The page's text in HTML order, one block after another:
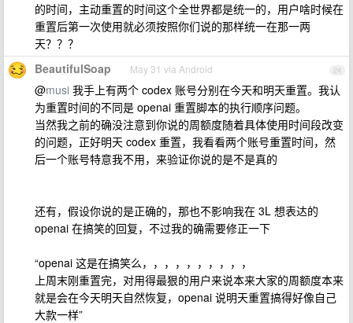
的时间，主动重置的时间这个全世界都是统一的，用户啥时候在
重置后第一次使用就必须按照你们说的那样统一在那一两
天？？？
24
BeautifulSoap May 31 via Android
@musi 我手上有两个 codex 账号分别在今天和明天重置。我认
为重置时间的不同是 openai 重置脚本的执行顺序问题。
当然我之前的确没注意到你说的周额度随着具体使用时间段改变
的问题，正好明天 codex 重置，我看看两个账号重置时间，然
后一个账号特意我不用，来验证你说的是不是真的
还有，假设你说的是正确的，那也不影响我在 3L 想表达的
openai 在搞笑的回复，不过我的确需要修正一下
“openai 这是在搞笑么，，，，，，，，，，
上周末刚重置完，对用得最狠的用户来说本来大家的周额度本来
就是会在今天明天自然恢复，openai 说明天重置搞得好像自己
大款一样”